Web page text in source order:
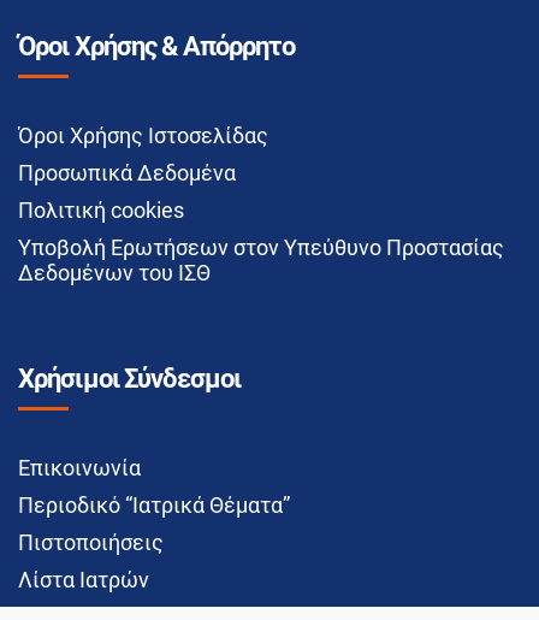
Όροι Χρήσης & Απόρρητο
Όροι Χρήσης Ιστοσελίδας
Προσωπικά Δεδομένα
Πολιτική cookies
Υποβολή Ερωτήσεων στον Υπεύθυνο Προστασίας
Δεδομένων του ΙΣΘ
Χρήσιμοι Σύνδεσμοι
Επικοινωνία
Περιοδικό “Ιατρικά Θέματα”
Πιστοποιήσεις
Λίστα Ιατρών